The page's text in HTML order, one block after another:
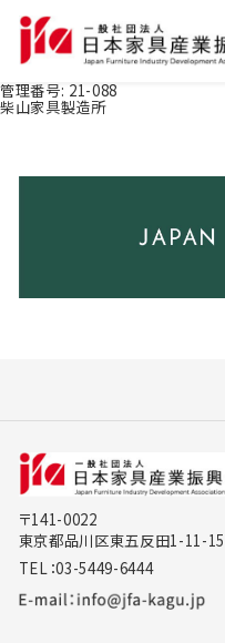
管理番号: 21-088
柴山家具製造所
〒141-0022
東京都品川区東五反田1-11-
TEL：03-5449-6444